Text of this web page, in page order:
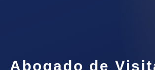
Abogado de